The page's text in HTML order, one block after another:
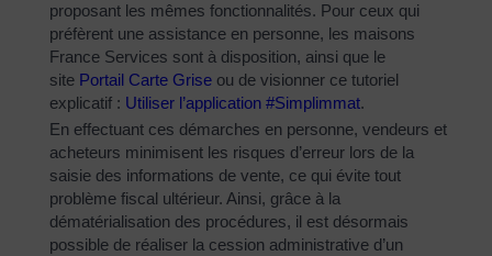
proposant les mêmes fonctionnalités. Pour ceux qui
préfèrent une assistance en personne, les maisons
France Services sont à disposition, ainsi que le
site Portail Carte Grise ou de visionner ce tutoriel
explicatif : Utiliser l’application #Simplimmat.
En effectuant ces démarches en personne, vendeurs et
acheteurs minimisent les risques d’erreur lors de la
saisie des informations de vente, ce qui évite tout
problème fiscal ultérieur. Ainsi, grâce à la
dématérialisation des procédures, il est désormais
possible de réaliser la cession administrative d’un